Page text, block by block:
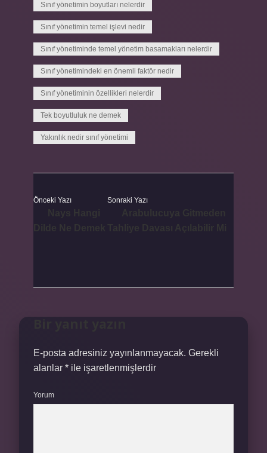
Sınıf yönetimin boyutları nelerdir
Sınıf yönetimin temel işlevi nedir
Sınıf yönetiminde temel yönetim basamakları nelerdir
Sınıf yönetimindeki en önemli faktör nedir
Sınıf yönetiminin özellikleri nelerdir
Tek boyutluluk ne demek
Yakınlık nedir sınıf yönetimi
Önceki Yazı Sonraki Yazı
E-posta adresiniz yayınlanmayacak. Gerekli
alanlar * ile işaretlenmişlerdir
Yorum